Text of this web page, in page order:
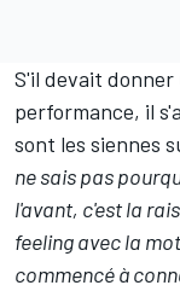
S'il devait
performance, il
sont les siennes
ne sais pas
l'avant, c'est la
feeling avec la
commencé à